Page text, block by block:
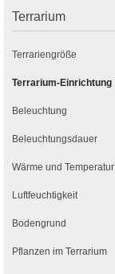
Terrarium
Terrariengröße
Terrarium-Einrichtung
Beleuchtung
Beleuchtungsdauer
Wärme und Temperatur
Luftfeuchtigkeit
Bodengrund
Pflanzen im Terrarium